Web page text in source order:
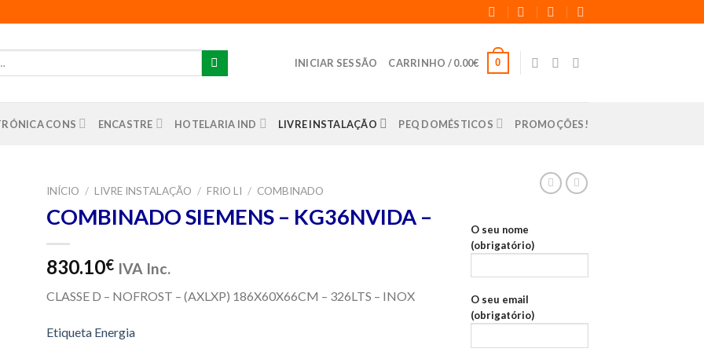
INICIAR SESSÃO CARRINHO /0.00€ 0
CONS ENCASTRE HOTELARIA IND LIVRE INSTALAÇÃO PEQ DOMÉSTICOS PROMOÇÕES!
INÍCIO / LIVRE INSTALAÇÃO / FRIO LI / COMBINADO
COMBINADO SIEMENS – KG36NVIDA –
830.10€ IVA Inc.
CLASSE D – NOFROST – (AXLXP) 186X60X66CM – 326LTS – INOX
Etiqueta Energia
O seu nome
(obrigatório)
O seu email
(obrigatório)